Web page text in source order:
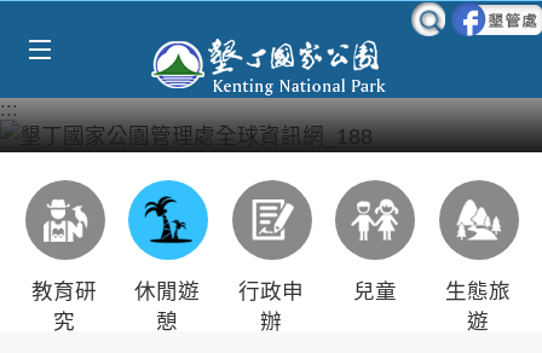
:::
教育研
究
休閒遊
憩
行政申
辦
兒童
生態旅
遊